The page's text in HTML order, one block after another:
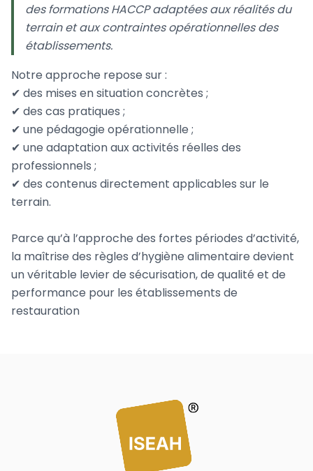
des formations HACCP adaptées aux réalités du
terrain et aux contraintes opérationnelles des
établissements.
Notre approche repose sur :
✔ des mises en situation concrètes ;
✔ des cas pratiques ;
✔ une pédagogie opérationnelle ;
✔ une adaptation aux activités réelles des
professionnels ;
✔ des contenus directement applicables sur le
terrain.
Parce qu’à l’approche des fortes périodes d’activité,
la maîtrise des règles d’hygiène alimentaire devient
un véritable levier de sécurisation, de qualité et de
performance pour les établissements de
restauration